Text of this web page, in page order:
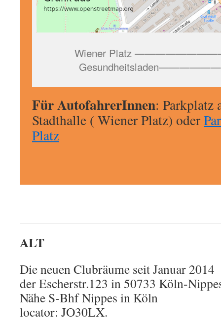
Wiener Platz
Für AutofahrerInnen: Parkplatz
Stadthalle ( Wiener Platz) oder
Platz
ALT
Die neuen Clubräume seit Januar
der Escherstr.123 in 50733 Köln-
Nähe S-Bhf Nippes in Köln
locator: JO30LX.